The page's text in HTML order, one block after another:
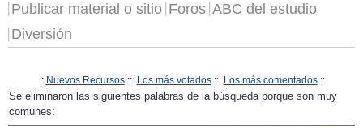
Publicar material o sitio Foros ABC del estudio
Diversión
.: Nuevos Recursos::. Los más votados::. Los más comentados::
Se eliminaron las siguientes palabras de la búsqueda porque son muy
comunes: